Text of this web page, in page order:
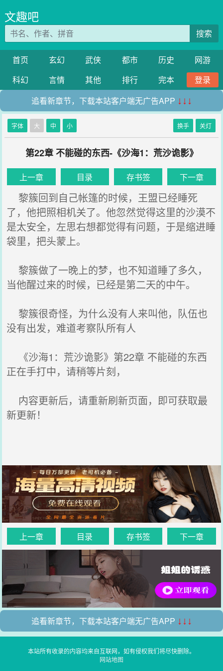
文趣吧
搜索
首页 玄幻 武侠 都市 历史
网游
科幻
言情 其他 排行 完本
登录
追看新章节，下载本站客户端无广告APP ↓↓↓
字体 大 中 小 换手 关灯
第22章 不能碰的东西-《沙海1：荒沙诡影》
上一章 目录 存书签 下一章
黎簇回到自己帐篷的时候，王盟已经睡死
了，他把照相机关了。他忽然觉得这里的沙漠不
是太安全，左思右想都觉得有问题，于是缩进睡
袋里，把头蒙上。
黎簇做了一晚上的梦，也不知道睡了多久，
当他醒过来的时候，已经是第二天的中午。
黎簇很奇怪，为什么没有人来叫他，队伍也
没有出发，难道考察队所有人
《沙海1：荒沙诡影》第22章 不能碰的东西
正在手打中，请稍等片刻，
内容更新后，请重新刷新页面，即可获取最
新更新！
上一章 目录 存书签 下一章
追看新章节，下载本站客户端无广告APP ↓↓↓
本站所有收录的内容均来自互联网，如有侵权我们将尽快删除。
网站地图